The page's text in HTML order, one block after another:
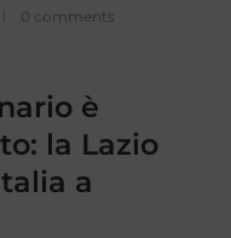
0 comments
è
la Lazio
a